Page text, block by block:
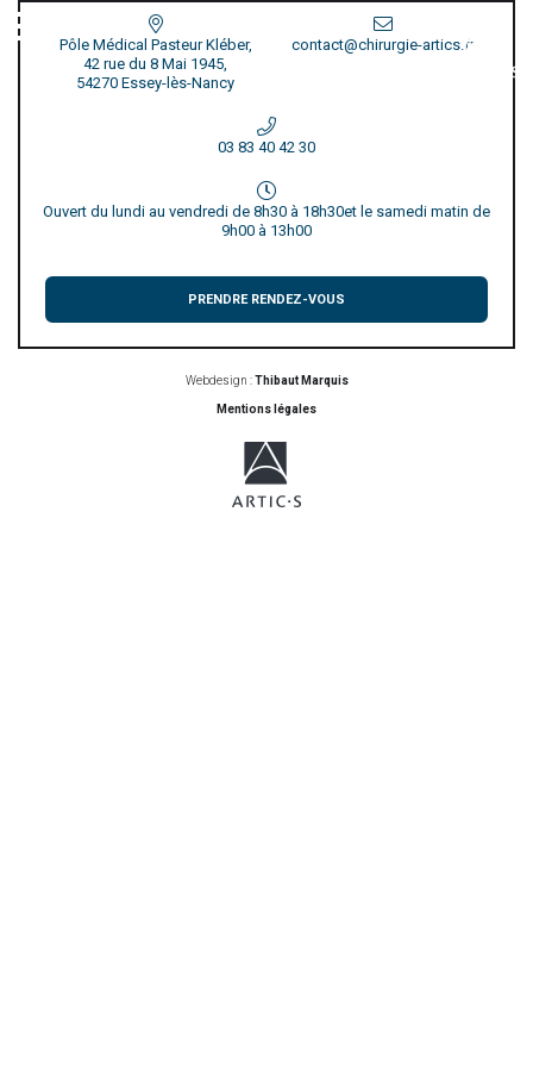
Pôle Médical Pasteur Kléber,
42 rue du 8 Mai 1945,
54270 Essey-lès-Nancy
contact@chirurgie-artics.fr
03 83 40 42 30
Ouvert du lundi au vendredi de 8h30 à 18h30et le samedi matin de
9h00 à 13h00
PRENDRE RENDEZ-VOUS
Webdesign :Thibaut Marquis
Mentions légales